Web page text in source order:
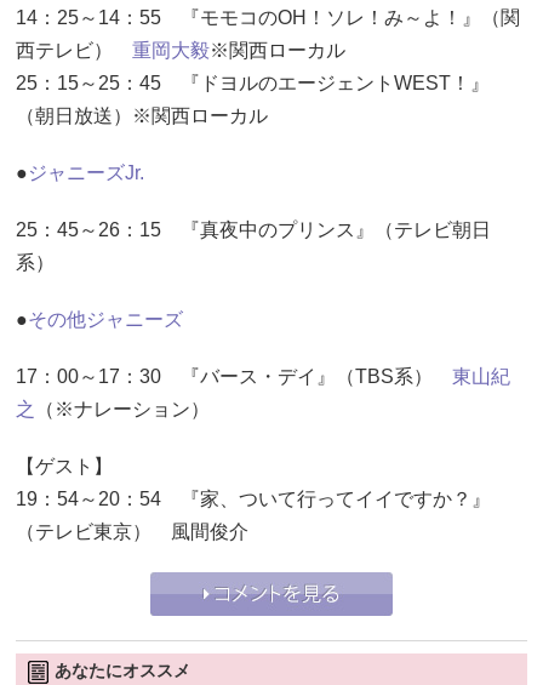
14：25～14：55 『モモコのOH！ソレ！み～よ！』（関
西テレビ） 重岡大毅※関西ローカル
25：15～25：45 『ドヨルのエージェントWEST！』
（朝日放送）※関西ローカル
●ジャニーズJr.
25：45～26：15 『真夜中のプリンス』（テレビ朝日
系）
●その他ジャニーズ
17：00～17：30 『バース・デイ』（TBS系） 東山紀
之
（※ナレーション）
【ゲスト】
19：54～20：54 『家、ついて行ってイイですか？』
（テレビ東京） 風間俊介
あなたにオススメ